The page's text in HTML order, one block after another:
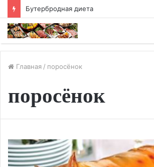
Хлебная диета
Главная / поросёнок
поросёнок